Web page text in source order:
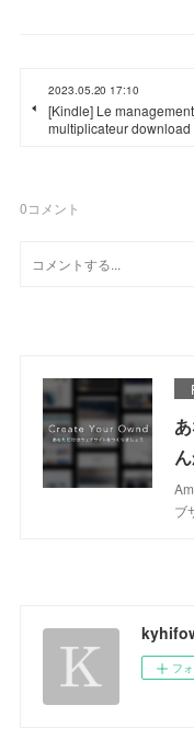
2023.05.20 17:10
[Kindle] Le management
multiplicateur download
0コメント
ブ
フ